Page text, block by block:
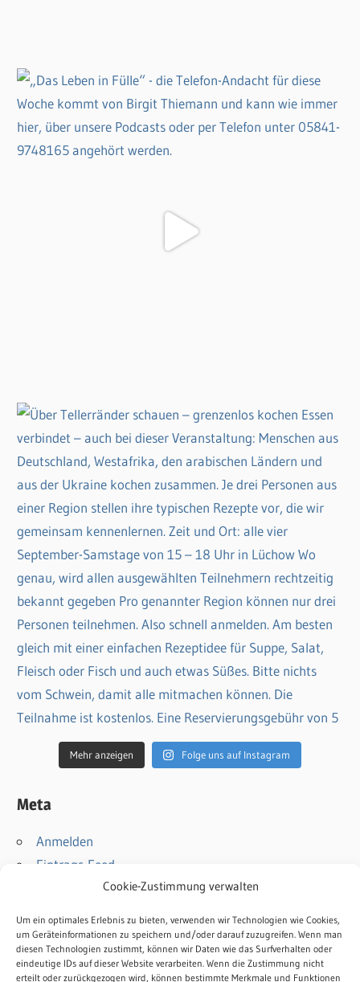
Cookie-Zustimmung verwalten
Um ein optimales Erlebnis zu bieten, verwenden wir Technologien wie Cookies,
um Geräteinformationen zu speichern und/oder darauf zuzugreifen. Wenn man
diesen Technologien zustimmt, können wir Daten wie das Surfverhalten oder
eindeutige IDs auf dieser Website verarbeiten. Wenn die Zustimmung nicht
erteilt oder zurückgezogen wird, können bestimmte Merkmale und Funktionen
Mehr anzeigen Folge uns auf Instagram
Meta
Anmelden
Eintrags-Feed
Kommentar-Feed
Kontakt
Impressum